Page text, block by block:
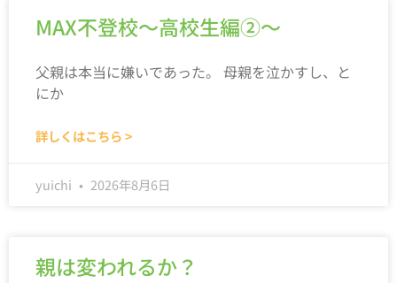
MAX不登校～高校生編②～
父親は本当に嫌いであった。 母親を泣かすし、と
にか
詳しくはこちら >
yuichi 2026年8月6日
親は変われるか？